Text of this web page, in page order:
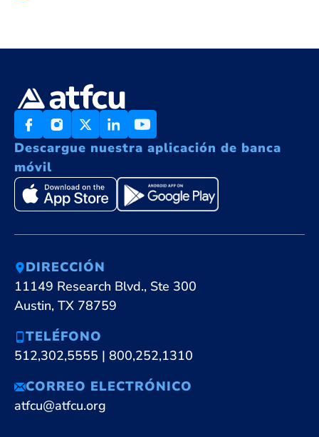
Descargue nuestra aplicación de banca
móvil
DIRECCIÓN
11149 Research Blvd., Ste 300
Austin, TX 78759
TELÉFONO
512,302,5555 | 800,252,1310
CORREO ELECTRÓNICO
atfcu@atfcu.org